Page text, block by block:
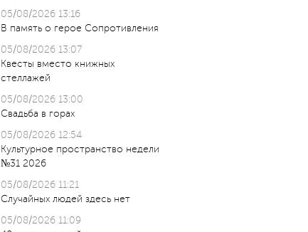
05/08/2026 13:16
В память о герое Сопротивления
05/08/2026 13:07
Квесты вместо книжных
стеллажей
05/08/2026 13:00
Свадьба в горах
05/08/2026 12:54
Культурное пространство недели
№31 2026
05/08/2026 11:21
Случайных людей здесь нет
05/08/2026 11:09